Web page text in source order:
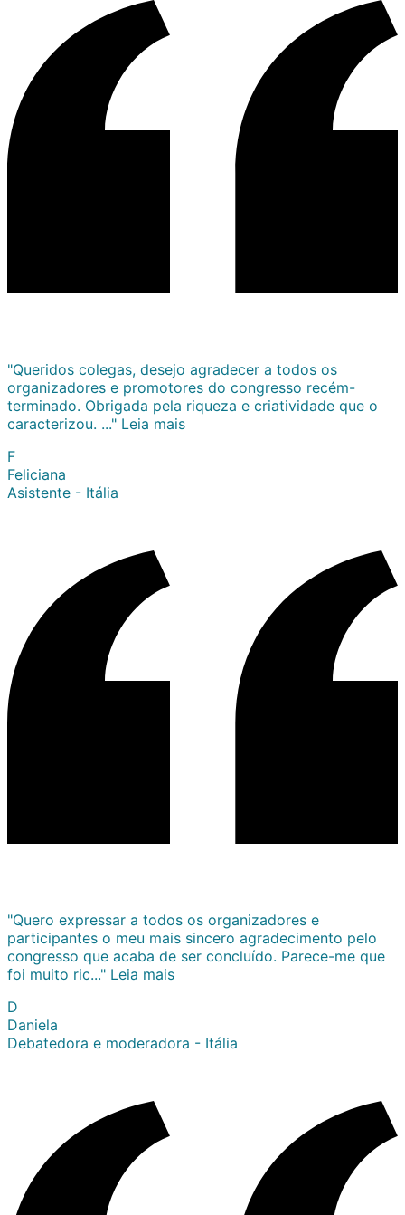
"Queridos colegas, desejo agradecer a todos os
organizadores e promotores do congresso recém-
terminado. Obrigada pela riqueza e criatividade que o
caracterizou. ..." Leia mais
F
Feliciana
Asistente - Itália
"Quero expressar a todos os organizadores e
participantes o meu mais sincero agradecimento pelo
congresso que acaba de ser concluído. Parece-me que
foi muito ric..." Leia mais
D
Daniela
Debatedora e moderadora - Itália